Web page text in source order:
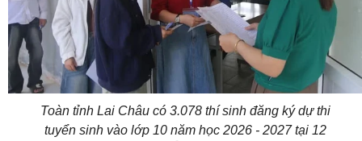
Toàn tỉnh Lai Châu có 3.078 thí sinh đăng ký dự thi
tuyển sinh vào lớp 10 năm học 2026 - 2027 tại 12